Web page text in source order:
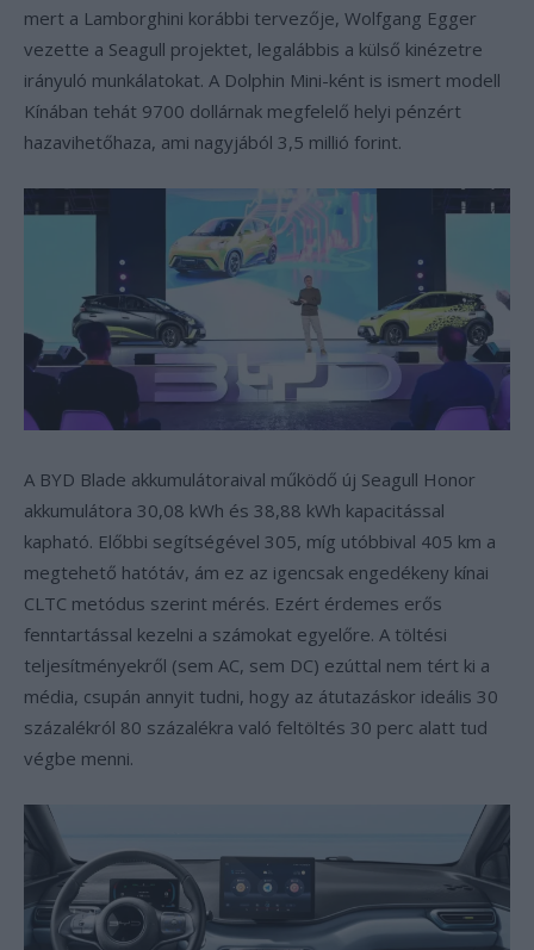
mert a Lamborghini korábbi tervezője, Wolfgang Egger
vezette a Seagull projektet, legalábbis a külső kinézetre
irányuló munkálatokat. A Dolphin Mini-ként is ismert modell
Kínában tehát 9700 dollárnak megfelelő helyi pénzért
hazavihetőhaza, ami nagyjából 3,5 millió forint.
A BYD Blade akkumulátoraival működő új Seagull Honor
akkumulátora 30,08 kWh és 38,88 kWh kapacitással
kapható. Előbbi segítségével 305, míg utóbbival 405 km a
megtehető hatótáv, ám ez az igencsak engedékeny kínai
CLTC metódus szerint mérés. Ezért érdemes erős
fenntartással kezelni a számokat egyelőre. A töltési
teljesítményekről (sem AC, sem DC) ezúttal nem tért ki a
média, csupán annyit tudni, hogy az átutazáskor ideális 30
százalékról 80 százalékra való feltöltés 30 perc alatt tud
végbe menni.